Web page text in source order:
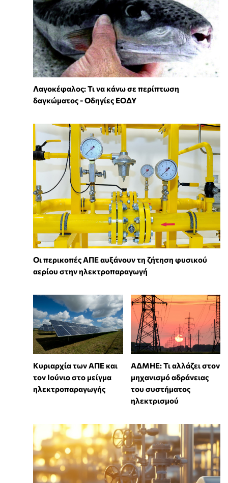
Λαγοκέφαλος: Τι να κάνω σε περίπτωση
δαγκώματος - Οδηγίες ΕΟΔΥ
Οι περικοπές ΑΠΕ αυξάνουν τη ζήτηση φυσικού
αερίου στην ηλεκτροπαραγωγή
Κυριαρχία των ΑΠΕ και
τον Ιούνιο στο μείγμα
ηλεκτροπαραγωγής
ΑΔΜΗΕ: Τι αλλάζει στον
μηχανισμό αδράνειας
του συστήματος
ηλεκτρισμού